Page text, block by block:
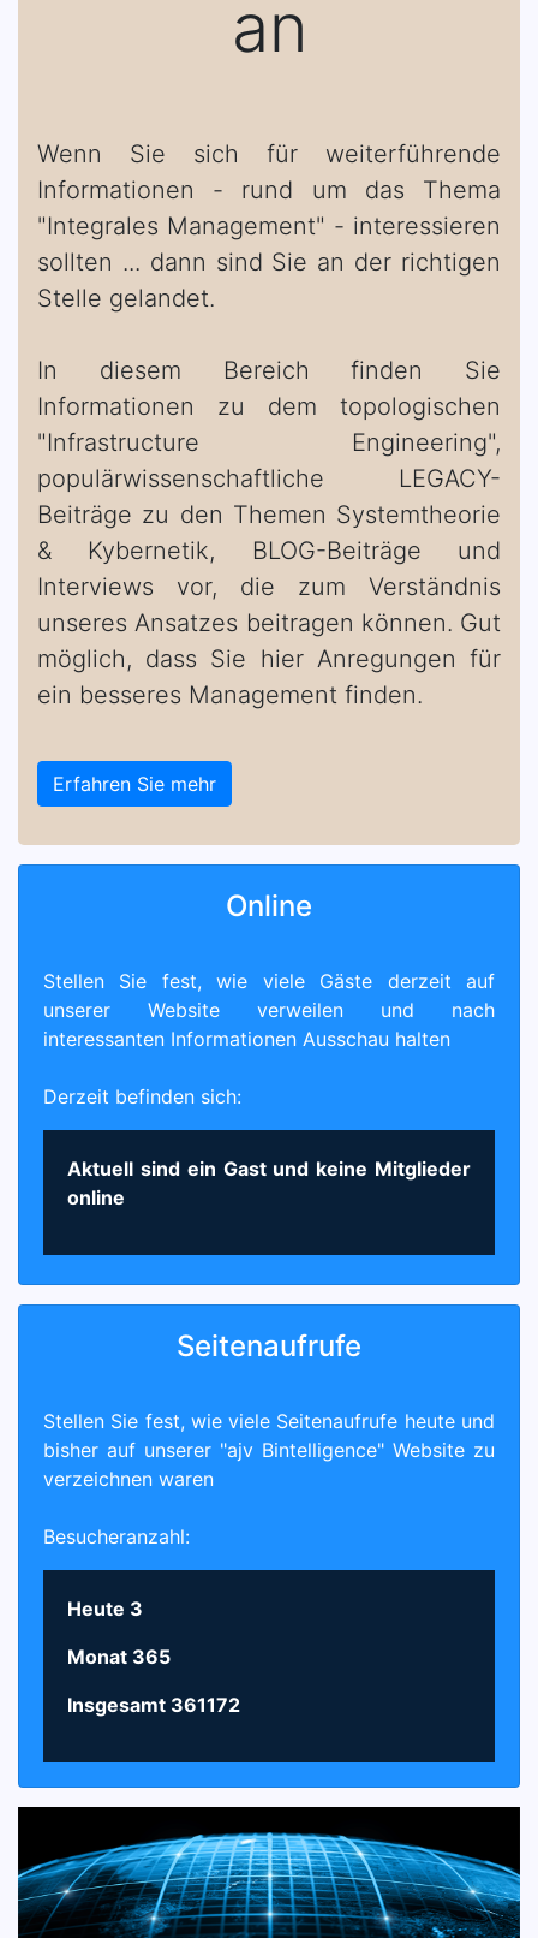
an
Wenn Sie sich für weiterführende
Informationen - rund um das Thema
"Integrales Management" - interessieren
sollten ... dann sind Sie an der richtigen
Stelle gelandet.
In diesem Bereich finden Sie
Informationen zu dem topologischen
"Infrastructure Engineering",
populärwissenschaftliche LEGACY-
Beiträge zu den Themen Systemtheorie
& Kybernetik, BLOG-Beiträge und
Interviews vor, die zum Verständnis
unseres Ansatzes beitragen können. Gut
möglich, dass Sie hier Anregungen für
ein besseres Management finden.
Erfahren Sie mehr
Online
Stellen Sie fest, wie viele Gäste derzeit auf
unserer Website verweilen und nach
interessanten Informationen Ausschau halten
Derzeit befinden sich:
Aktuell sind ein Gast und keine Mitglieder
online
Seitenaufrufe
Stellen Sie fest, wie viele Seitenaufrufe heute und
bisher auf unserer "ajv Bintelligence" Website zu
verzeichnen waren
Besucheranzahl:
Heute 3
Monat 365
Insgesamt 361172